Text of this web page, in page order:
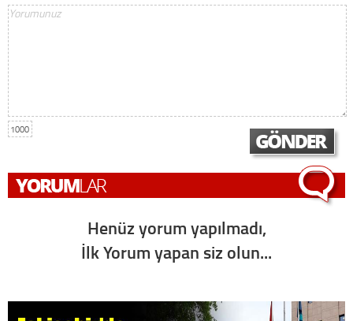
1000
Henüz yorum yapılmadı,
İlk Yorum yapan siz olun...